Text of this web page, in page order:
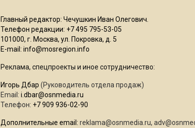
Главный редактор: Чечушкин Иван Олегович.
Телефон редакции: +7 495 795-53-05
101000, г. Москва, ул. Покровка, д. 5
E-mail: info@mosregion.info
Реклама, спецпроекты и иное сотрудничество:
Игорь Дбар (Руководитель отдела продаж)
Email: i.dbar@osnmedia.ru
Телефон: +7 909 936-02-90
Дополнительные email: reklama@osnmedia.ru,